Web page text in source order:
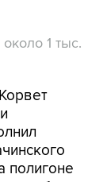
1 тыс.
служба